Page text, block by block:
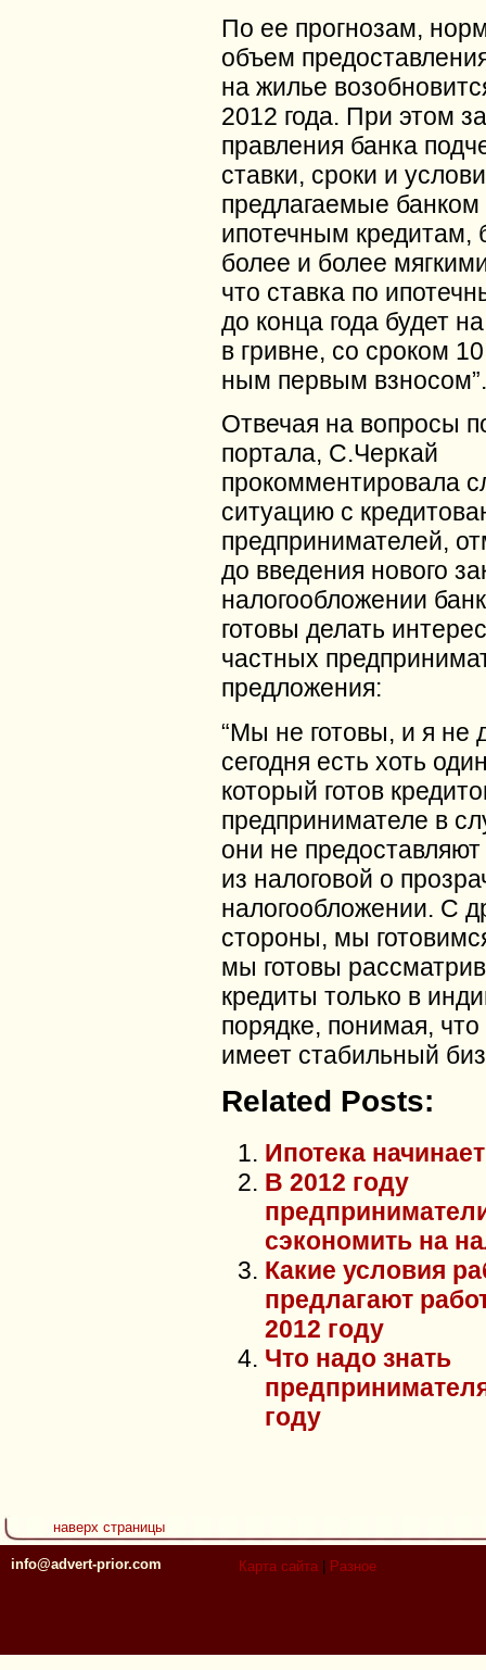
По ее прогнозам,
объем
на жилье
2012 года. При этом
правления банка
ставки, сроки и
предлагаемые банком
ипотечным кредитам,
более и более
что ставка по
до конца года будет
в гривне, со сроком
ным первым взносом”.
Отвечая на вопросы
портала, С.Черкай
прокомментировала
ситуацию с
предпринимателей,
до введения нового
налогообложении
готовы делать
частных
предложения:
“Мы не готовы, и я не
сегодня есть хоть
который готов
предпринимателе в
они не
из налоговой о
налогообложении. С
стороны, мы
мы готовы
кредиты только в
порядке, понимая, что
имеет стабильный
Related Posts:
Ипотека
В 2012 году
сэкономить на
Какие условия
предлагают
2012 году
Что надо знать
году
наверх страницы
info@advert-prior.com Карта сайта Разное